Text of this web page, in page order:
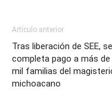
Artículo anterior
Tras liberación de SEE, se
completa pago a más de
mil familias del
michoacano